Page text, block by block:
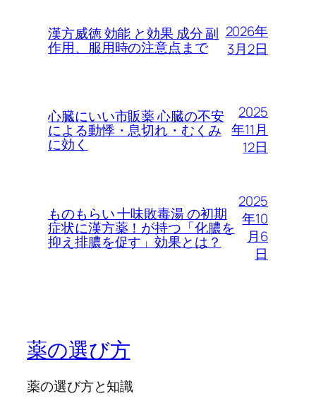
漢方威徳 効能 と効果 成分 副
作用、服用時の注意点まで
2026年
3月2日
心臓にいい市販薬 心臓の不安
による動悸・息切れ・むくみ
に効く
2025
年11月
12日
ものもらい 十味敗毒湯 の初期
症状に漢方薬！が持つ「化膿を
抑え排膿を促す」効果とは？
2025
年10
月6
日
薬の選び方
薬の選び方と知識